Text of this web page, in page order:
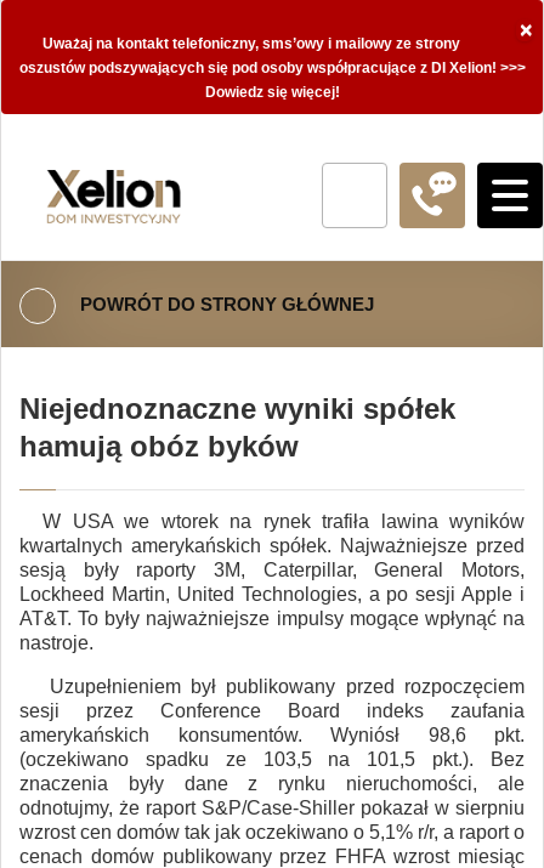
×
Uważaj na kontakt telefoniczny, sms’owy i mailowy ze strony
oszustów podszywających się pod osoby współpracujące z DI Xelion! >>>
Dowiedz się więcej!
POWRÓT DO STRONY GŁÓWNEJ
Niejednoznaczne wyniki spółek
hamują obóz byków
W USA we wtorek na rynek trafiła lawina wyników
kwartalnych amerykańskich spółek. Najważniejsze przed
sesją były raporty 3M, Caterpillar, General Motors,
Lockheed Martin, United Technologies, a po sesji Apple i
AT&T. To były najważniejsze impulsy mogące wpłynąć na
nastroje.
Uzupełnieniem był publikowany przed rozpoczęciem
sesji przez Conference Board indeks zaufania
amerykańskich konsumentów. Wyniósł 98,6 pkt.
(oczekiwano spadku ze 103,5 na 101,5 pkt.). Bez
znaczenia były dane z rynku nieruchomości, ale
odnotujmy, że raport S&P/Case-Shiller pokazał w sierpniu
wzrost cen domów tak jak oczekiwano o 5,1% r/r, a raport o
cenach domów publikowany przez FHFA wzrost miesiąc